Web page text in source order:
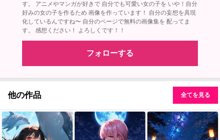
す。 アニメやマンガが好きで 自分でも可愛い女の子を いや！自分
好みの女の子を作るため 画像を作っています！ 自分の妄想を具現
化しているんですね〜 自分のページで無料の画像集を 配ってま
す。 感想ください！ よろしくです！！
フォローする
他の作品 全てを見る